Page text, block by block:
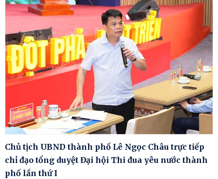
Chủ tịch UBND thành phố Lê Ngọc Châu trực tiếp
chỉ đạo tổng duyệt Đại hội Thi đua yêu nước thành
phố lần thứ I